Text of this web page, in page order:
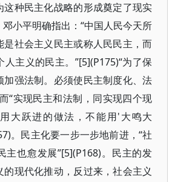
这种民主化战略的形成奠定了现实
小平明确指出：“中国人民今天所
是社会主义民主或称人民民主，而
主义的民主。”[5](P175)“为了保
加强法制。必须使民主制度化、法
“实现民主和法制，同实现四个现
大跃进的做法，不能用'大鸣大
。民主化要一步一步地前进，“社
主也愈发展”[5](P168)。民主的发
的现代化推动，反过来，社会主义